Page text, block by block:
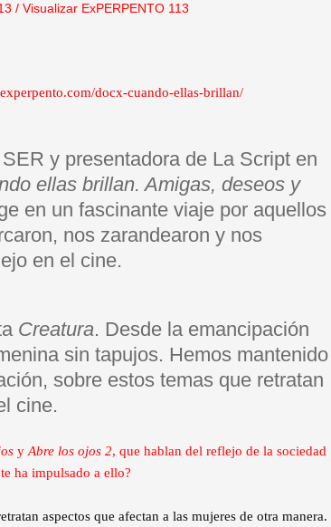
/ Visualizar ExPERPENTO 113
docx-cuando-ellas-brillan/
y presentadora de La Script en
ellas brillan. Amigas, deseos y
en un fascinante viaje por aquellos
nos zarandearon y nos
en el cine.
Creatura. Desde la emancipación
sin tapujos. Hemos mantenido
sobre estos temas que retratan
cine.
yAbre los ojos 2, que hablan del reflejo de la sociedad
ha impulsado a ello?
aspectos que afectan a las mujeres de otra manera.